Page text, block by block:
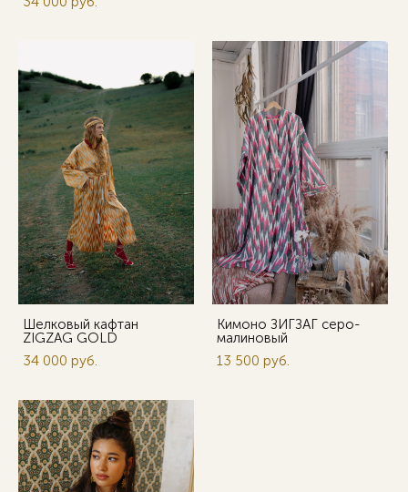
Шелковый кафтан
ZIGZAG GOLD
34 000 pуб.
Кимоно ЗИГЗАГ серо-
малиновый
13 500 pуб.